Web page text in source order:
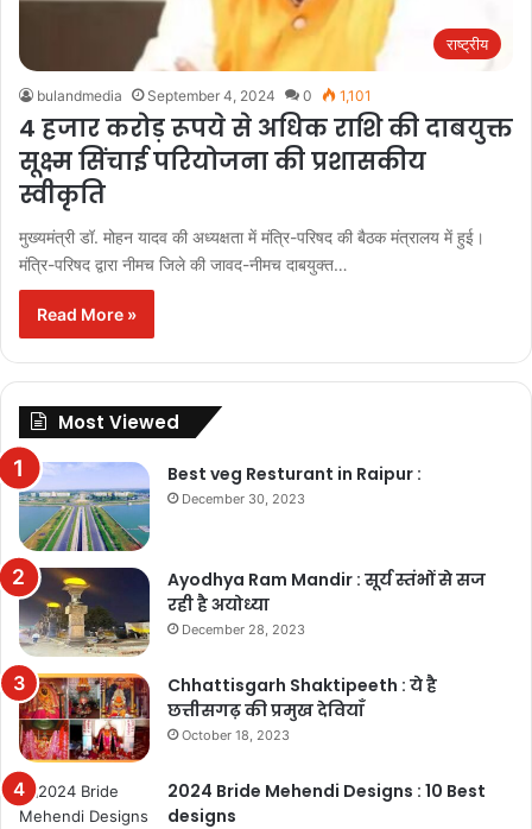
राष्ट्रीय
bulandmedia September 4, 2024 0 1,101
4 हजार करोड़ रूपये से अधिक राशि की दाबयुक्त
सूक्ष्म सिंचाई परियोजना की प्रशासकीय
स्वीकृति
मुख्यमंत्री डॉ. मोहन यादव की अध्यक्षता में मंत्रि-परिषद की बैठक मंत्रालय में हुई।
मंत्रि-परिषद द्वारा नीमच जिले की जावद-नीमच दाबयुक्त…
Read More »
Most Viewed
Best veg Resturant in Raipur :
December 30, 2023
Ayodhya Ram Mandir : सूर्य स्तंभों से सज
रही है अयोध्या
December 28, 2023
Chhattisgarh Shaktipeeth : ये है
छत्तीसगढ़ की प्रमुख देवियाँ
October 18, 2023
2024 Bride Mehendi Designs : 10 Best
designs